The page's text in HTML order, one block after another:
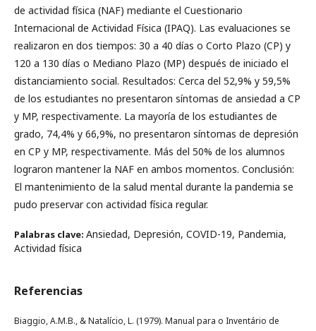
de actividad física (NAF) mediante el Cuestionario
Internacional de Actividad Física (IPAQ). Las evaluaciones se
realizaron en dos tiempos: 30 a 40 días o Corto Plazo (CP) y
120 a 130 días o Mediano Plazo (MP) después de iniciado el
distanciamiento social. Resultados: Cerca del 52,9% y 59,5%
de los estudiantes no presentaron síntomas de ansiedad a CP
y MP, respectivamente. La mayoría de los estudiantes de
grado, 74,4% y 66,9%, no presentaron síntomas de depresión
en CP y MP, respectivamente. Más del 50% de los alumnos
lograron mantener la NAF en ambos momentos. Conclusión:
El mantenimiento de la salud mental durante la pandemia se
pudo preservar con actividad física regular.
Palabras clave: Ansiedad, Depresión, COVID-19, Pandemia,
Actividad física
Referencias
Biaggio, A.M.B., & Natalício, L. (1979). Manual para o Inventário de